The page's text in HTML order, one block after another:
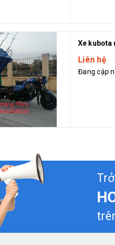
Xe kubota
Liên hệ
Đang cập